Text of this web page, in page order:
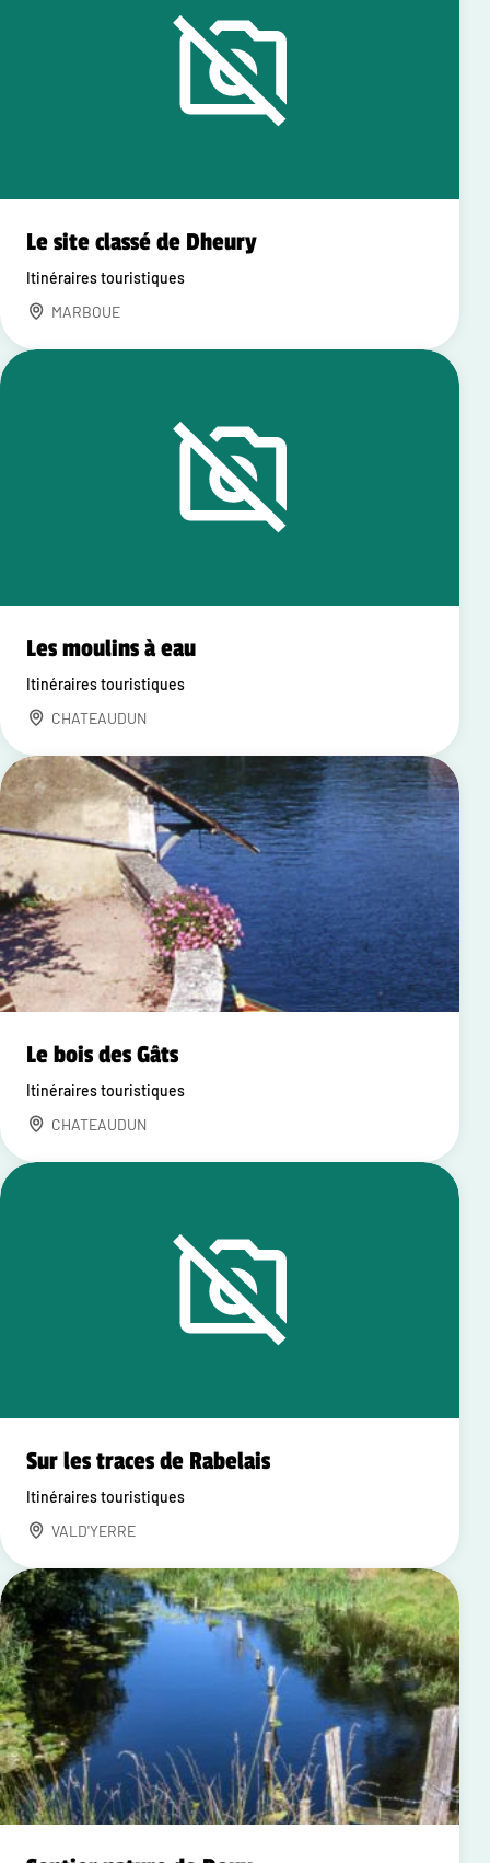
Le site classé de Dheury
Itinéraires touristiques
MARBOUE
Les moulins à eau
Itinéraires touristiques
CHATEAUDUN
Le bois des Gâts
Itinéraires touristiques
CHATEAUDUN
Sur les traces de Rabelais
Itinéraires touristiques
VALD'YERRE